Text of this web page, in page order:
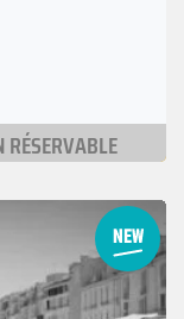
RÉSERVABLE